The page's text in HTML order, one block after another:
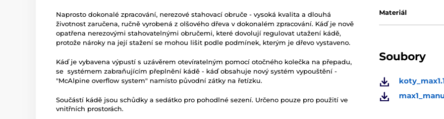
Naprosto dokonalé zpracování, nerezové stahovací obruče - vysoká kvalita a dlouhá
životnost zaručena, ručně vyrobená z olšového dřeva v dokonalém zpracování. Káď je nově
opatřena nerezovými stahovatelnými obručemi, které dovolují regulovat utažení kádě,
protože nároky na její stažení se mohou lišit podle podmínek, kterým je dřevo vystaveno.
Káď je vybavena výpustí s uzávěrem otevíratelným pomocí otočného kolečka na přepadu,
se systémem zabraňujícím přeplnění kádě - káď obsahuje nový systém vypouštění -
"McAlpine overflow system" namísto původní zátky na řetízku.
Součástí kádě jsou schůdky a sedátko pro pohodlné sezení. Určeno pouze pro použití ve
vnitřních prostorách.
Materiál
Soubory